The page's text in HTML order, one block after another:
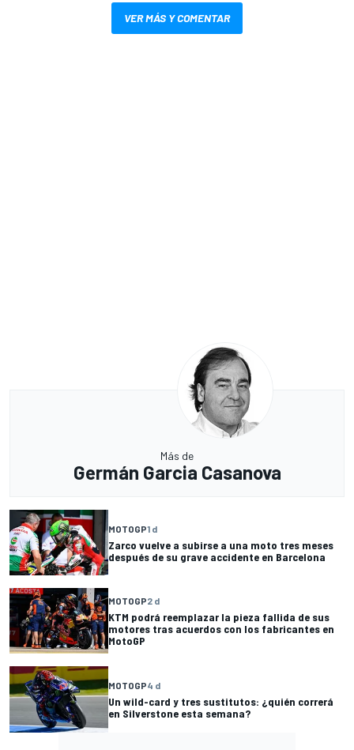
VER MÁS Y COMENTAR
Más de
Germán Garcia Casanova
MOTOGP1 d
Zarco vuelve a subirse a una moto tres meses
después de su grave accidente en Barcelona
MOTOGP2 d
KTM podrá reemplazar la pieza fallida de sus
motores tras acuerdos con los fabricantes en
MotoGP
MOTOGP4 d
Un wild-card y tres sustitutos: ¿quién correrá
en Silverstone esta semana?